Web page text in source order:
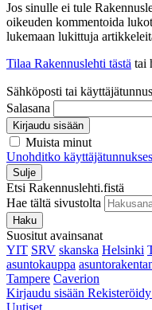
Jos sinulle ei tule
oikeuden kommentoida
lukemaan lukittuja
Tilaa Rakennuslehti tästä tai
Sähköposti tai käyttäjätunnus
Salasana
Kirjaudu sisään
Muista minut
Unohditko
Sulje
Etsi Rakennuslehti.fistä
Hae tältä sivustolta
Haku
Suositut avainsanat
YIT SRV skanska Helsinki
asuntokauppa
Tampere Caverion
Kirjaudu sisään Rekisteröidy
Uutiset